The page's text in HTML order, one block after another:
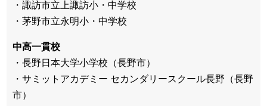
・諏訪市立上諏訪小・中学校
・茅野市立永明小・中学校
中高一貫校
・長野日本大学小学校（長野市）
・サミットアカデミー セカンダリースクール長野（長野
市）